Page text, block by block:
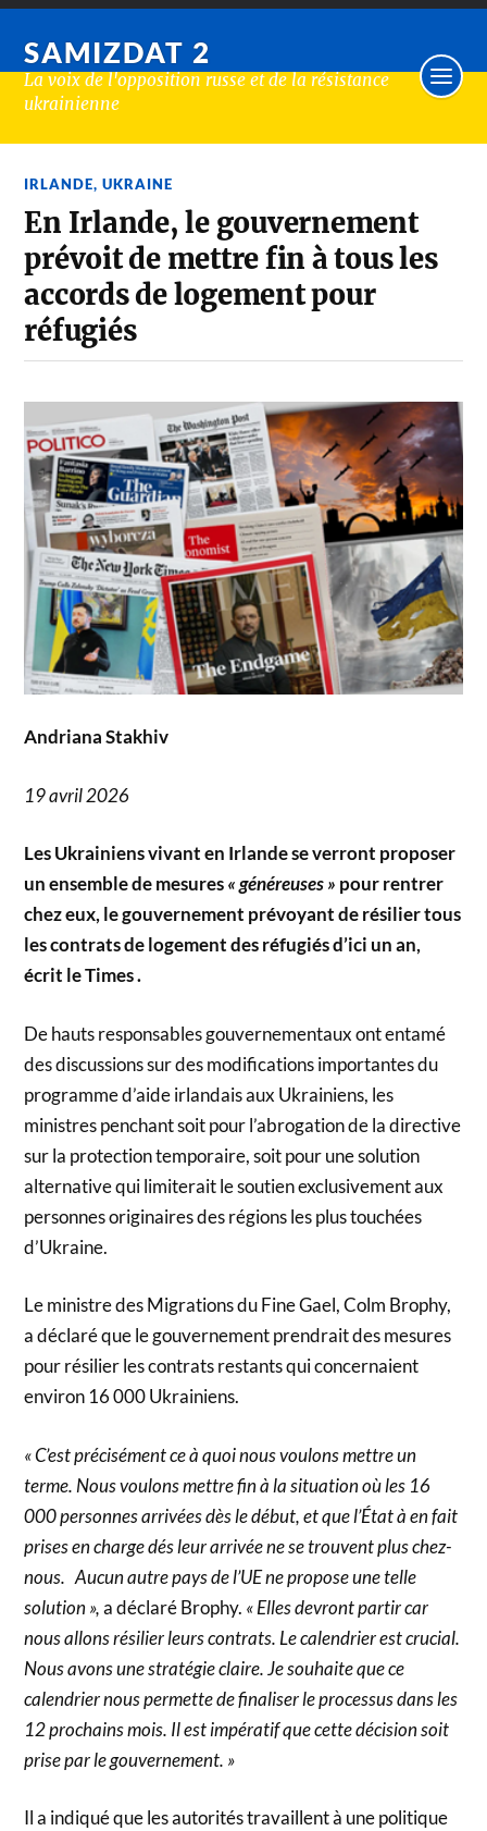
SAMIZDAT 2
La voix de l'opposition russe et de la résistance
ukrainienne
IRLANDE,UKRAINE
En Irlande, le gouvernement
prévoit de mettre fin à tous les
accords de logement pour
réfugiés
Andriana Stakhiv
19 avril 2026
Les Ukrainiens vivant en Irlande se verront proposer
un ensemble de mesures« généreuses » pour rentrer
chez eux, le gouvernement prévoyant de résilier tous
les contrats de logement des réfugiés d’ici un an,
écrit le Times .
De hauts responsables gouvernementaux ont entamé
des discussions sur des modifications importantes du
programme d’aide irlandais aux Ukrainiens, les
ministres penchant soit pour l’abrogation de la directive
sur la protection temporaire, soit pour une solution
alternative qui limiterait le soutien exclusivement aux
personnes originaires des régions les plus touchées
d’Ukraine.
Le ministre des Migrations du Fine Gael, Colm Brophy,
a déclaré que le gouvernement prendrait des mesures
pour résilier les contrats restants qui concernaient
environ 16 000 Ukrainiens.
« C’est précisément ce à quoi nous voulons mettre un
terme. Nous voulons mettre fin à la situation où les 16
000 personnes arrivées dès le début, et que l’État à en fait
prises en charge dés leur arrivée ne se trouvent plus chez-
nous. Aucun autre pays de l’UE ne propose une telle
solution »,a déclaré Brophy. « Elles devront partir car
nous allons résilier leurs contrats. Le calendrier est crucial.
Nous avons une stratégie claire. Je souhaite que ce
calendrier nous permette de finaliser le processus dans les
12 prochains mois. Il est impératif que cette décision soit
prise par le gouvernement. »
Il a indiqué que les autorités travaillent à une politique